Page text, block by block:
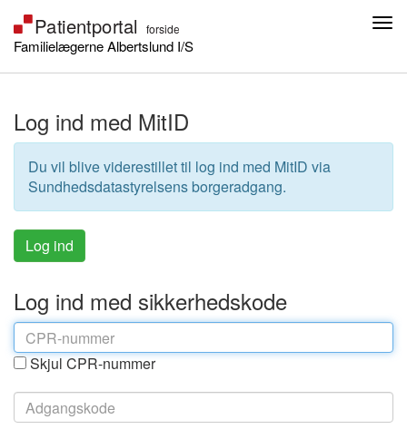
Familielægerne Albertslund I/S
Log ind med MitID
Du vil blive viderestillet til log ind med MitID via
Sundhedsdatastyrelsens borgeradgang.
Log ind med sikkerhedskode
Skjul CPR-nummer